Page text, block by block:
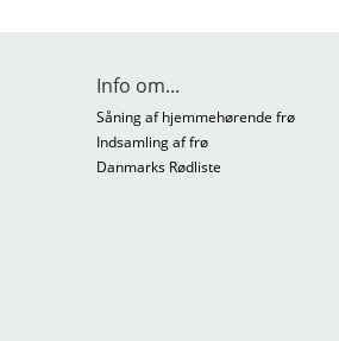
Info om...
Såning af hjemmehørende frø
Indsamling af frø
Danmarks Rødliste